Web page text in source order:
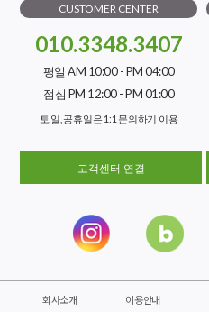
CUSTOMER CENTER
010.3348.3407
평일 AM 10:00 - PM 04:00
점심 PM 12:00 - PM 01:00
토,일, 공휴일은 1:1 문의하기 이용
고객센터 연결
회사소개 이용안내